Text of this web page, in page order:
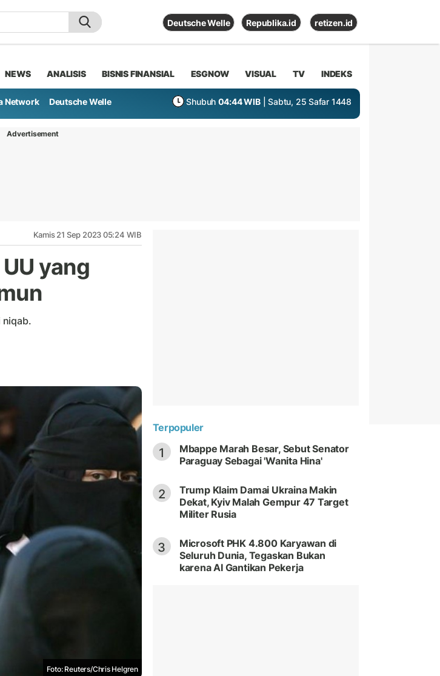
Deutsche Welle Republika.id retizen.id
NEWS ANALISIS BISNIS FINANSIAL ESGNOW VISUAL TV INDEKS
Network Deutsche Welle Shubuh 04:44 WIB | Sabtu, 25 Safar 1448
Advertisement
Kamis 21 Sep 2023 05:24 WIB
yang
niqab.
Foto: Reuters/Chris Helgren
Terpopuler
1
Mbappe Marah Besar, Sebut Senator
Paraguay Sebagai 'Wanita Hina'
2
Trump Klaim Damai Ukraina Makin
Dekat, Kyiv Malah Gempur 47 Target
Militer Rusia
3
Microsoft PHK 4.800 Karyawan di
Seluruh Dunia, Tegaskan Bukan
karena AI Gantikan Pekerja